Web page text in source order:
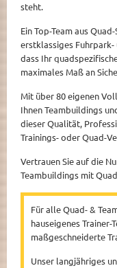
steht.
Ein Top-Team aus
erstklassiges
dass Ihr
maximales Maß an
Mit über 80 eigenen
Ihnen Teambuildings
dieser Qualität,
Trainings- oder Quad-
Vertrauen Sie auf die
Teambuildings mit
Für alle Quad- &
hauseigenes
maßgeschneiderte
Unser langjähriges